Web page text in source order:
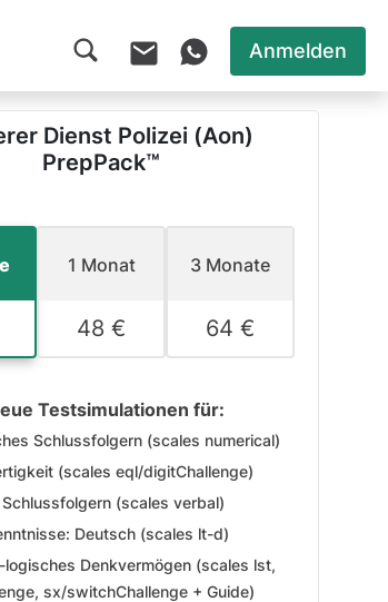
Anmelden
Dienst Polizei (Aon)
PrepPack™
1 Monat
48 €
3 Monate
64 €
Testsimulationen für:
Schlussfolgern (scales numerical)
(scales eql/digitChallenge)
(scales verbal)
Deutsch (scales lt-d)
logisches Denkvermögen (scales lst,
sx/switchChallenge + Guide)